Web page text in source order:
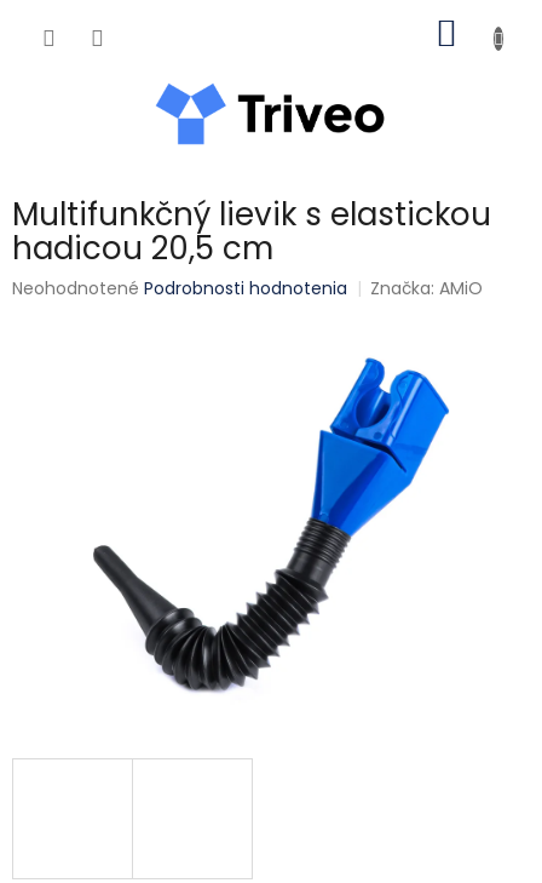
Multifunkčný lievik s elastickou
hadicou 20,5 cm
Priemerné hodnotenie produktu je 0,0 z 5 hviezdičiek.
Neohodnotené Podrobnosti hodnotenia Značka:AMiO